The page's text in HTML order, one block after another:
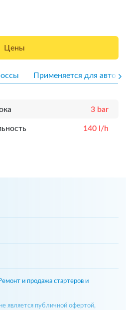
Цены
Применяется для авто
3 bar
140 l/h
и продажа стартеров и
является публичной офертой,